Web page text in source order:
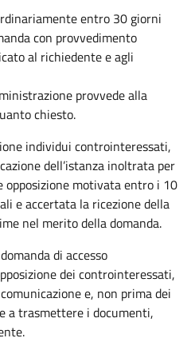
entro 30 giorni
con provvedimento
al richiedente e agli
provvede alla
chiesto.
individui controinteressati,
dell’istanza inoltrata per
opposizione motivata entro i 10
e accertata la ricezione della
nel merito della domanda.
di accesso
dei controinteressati,
e, non prima dei
a trasmettere i documenti,